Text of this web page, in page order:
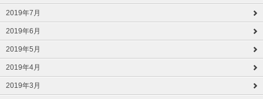
2019年7月
2019年6月
2019年5月
2019年4月
2019年3月